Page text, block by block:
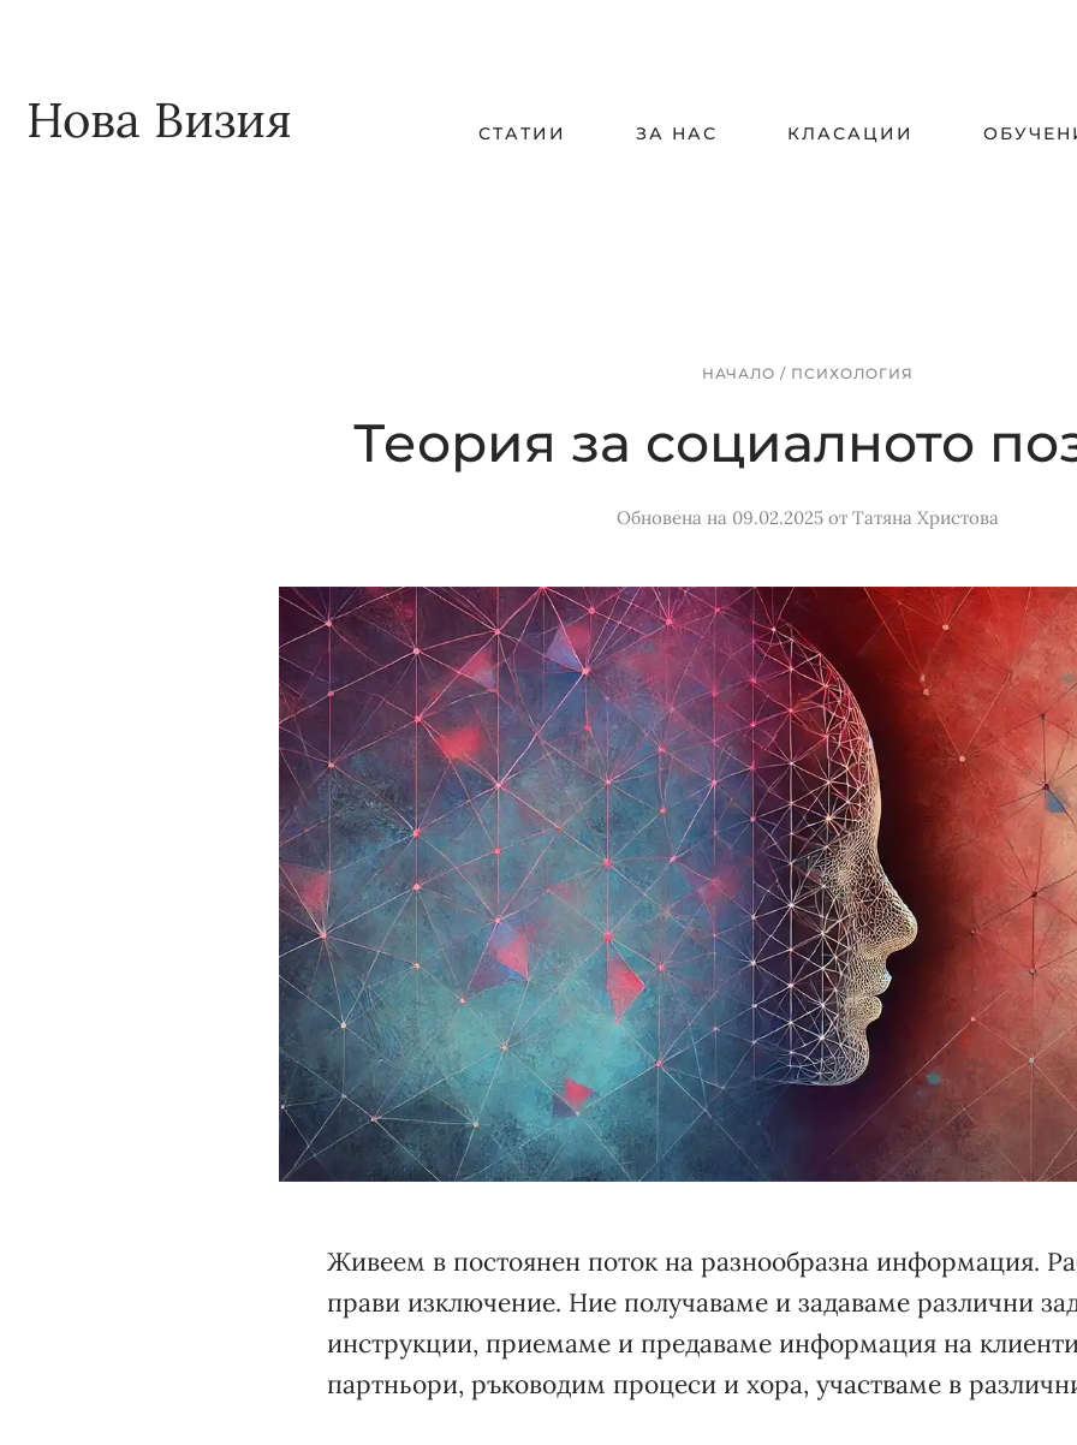
main
content
footer
Нова Визия СТАТИИ ЗА НАС КЛАСАЦИИ
НАЧАЛО / ПСИХОЛОГИЯ
Теория за социалното
Обновена на 09.02.2025 от Татяна Христова
Живеем в постоянен поток на разнообразна информация.
прави изключение. Ние получаваме и задаваме различни
инструкции, приемаме и предаваме информация на
партньори, ръководим процеси и хора, участваме в